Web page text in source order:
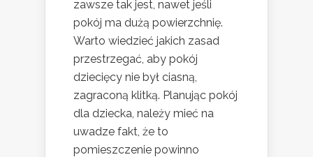
zawsze tak jest, nawet jeśli
pokój ma dużą powierzchnię.
Warto wiedzieć jakich zasad
przestrzegać, aby pokój
dziecięcy nie był ciasną,
zagraconą klitką. Planując pokój
dla dziecka, należy mieć na
uwadze fakt, że to
pomieszczenie powinno